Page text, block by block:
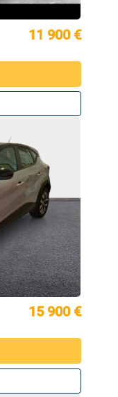
11 900 €
15 900 €